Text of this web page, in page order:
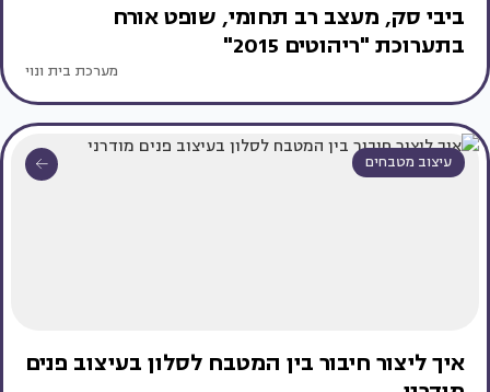
ביבי סק, מעצב רב תחומי, שופט אורח
בתערוכת "ריהוטים 2015"
מערכת בית ונוי
עיצוב מטבחים
איך ליצור חיבור בין המטבח לסלון בעיצוב פנים